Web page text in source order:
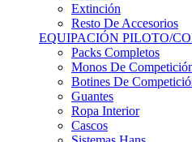
Resto De Accesorios
EQUIPACIÓN PILOTO/
Packs Completos
Monos De
Botines De Competición
Guantes
Ropa Interior
Cascos
Sistemas Hans
Bolsas Y Mochilas